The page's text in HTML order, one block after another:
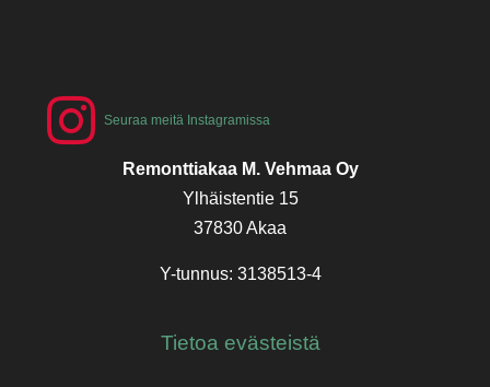
Seuraa meitä Instagramissa
Remonttiakaa M. Vehmaa Oy
Ylhäistentie 15
37830 Akaa
Y-tunnus: 3138513-4
Tietoa evästeistä